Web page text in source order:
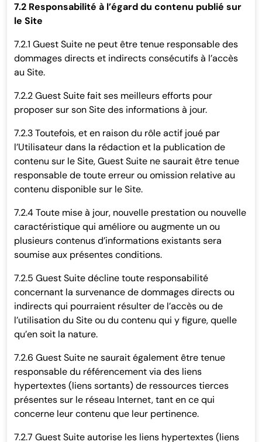
7.2 Responsabilité à l’égard du contenu publié sur
le Site
7.2.1 Guest Suite ne peut être tenue responsable des
dommages directs et indirects consécutifs à l’accès
au Site.
7.2.2 Guest Suite fait ses meilleurs efforts pour
proposer sur son Site des informations à jour.
7.2.3 Toutefois, et en raison du rôle actif joué par
l’Utilisateur dans la rédaction et la publication de
contenu sur le Site, Guest Suite ne saurait être tenue
responsable de toute erreur ou omission relative au
contenu disponible sur le Site.
7.2.4 Toute mise à jour, nouvelle prestation ou nouvelle
caractéristique qui améliore ou augmente un ou
plusieurs contenus d’informations existants sera
soumise aux présentes conditions.
7.2.5 Guest Suite décline toute responsabilité
concernant la survenance de dommages directs ou
indirects qui pourraient résulter de l’accès ou de
l’utilisation du Site ou du contenu qui y figure, quelle
qu’en soit la nature.
7.2.6 Guest Suite ne saurait également être tenue
responsable du référencement via des liens
hypertextes (liens sortants) de ressources tierces
présentes sur le réseau Internet, tant en ce qui
concerne leur contenu que leur pertinence.
7.2.7 Guest Suite autorise les liens hypertextes (liens